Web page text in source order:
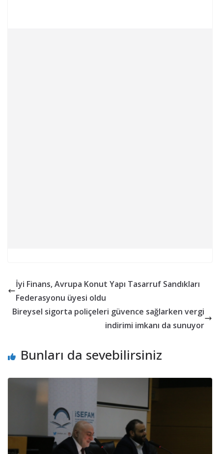
İyi Finans, Avrupa Konut Yapı Tasarruf Sandıkları
Federasyonu üyesi oldu
Bireysel sigorta poliçeleri güvence sağlarken vergi
indirimi imkanı da sunuyor
Bunları da sevebilirsiniz